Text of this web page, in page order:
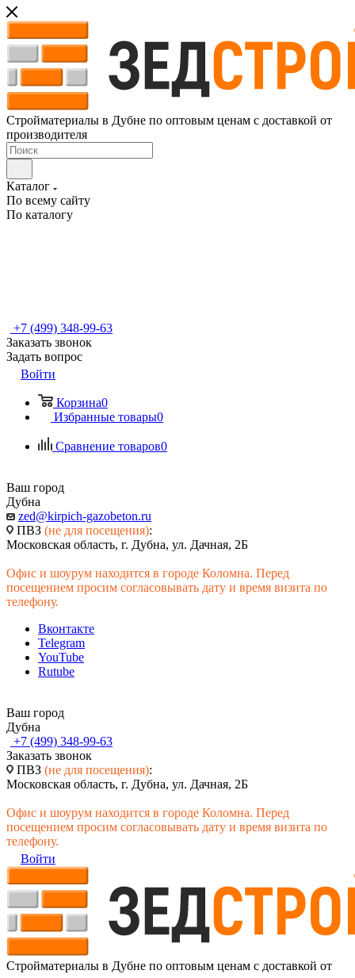
Стройматериалы в Дубне по оптовым ценам с доставкой от
производителя
Каталог
По всему сайту
По каталогу
+7 (499) 348-99-63
Заказать звонок
Задать вопрос
Войти
Корзина0
Избранные товары0
Сравнение товаров0
Ваш город
Дубна
zed@kirpich-gazobeton.ru
ПВЗ (не для посещения):
Московская область, г. Дубна, ул. Дачная, 2Б
Офис и шоурум находится в городе Коломна. Перед
посещением просим согласовывать дату и время визита по
телефону.
Вконтакте
Telegram
YouTube
Rutube
Ваш город
Дубна
+7 (499) 348-99-63
Заказать звонок
ПВЗ (не для посещения):
Московская область, г. Дубна, ул. Дачная, 2Б
Офис и шоурум находится в городе Коломна. Перед
посещением просим согласовывать дату и время визита по
телефону.
Войти
Стройматериалы в Дубне по оптовым ценам с доставкой от